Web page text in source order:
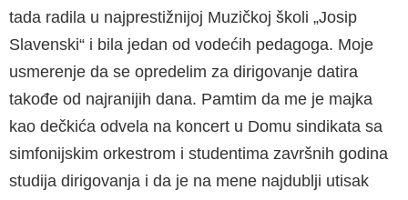
tada radila u najprestižnijoj Muzičkoj školi „Josip
Slavenski“ i bila jedan od vodećih pedagoga. Moje
usmerenje da se opredelim za dirigovanje datira
takođe od najranijih dana. Pamtim da me je majka
kao dečkića odvela na koncert u Domu sindikata sa
simfonijskim orkestrom i studentima završnih godina
studija dirigovanja i da je na mene najdublji utisak